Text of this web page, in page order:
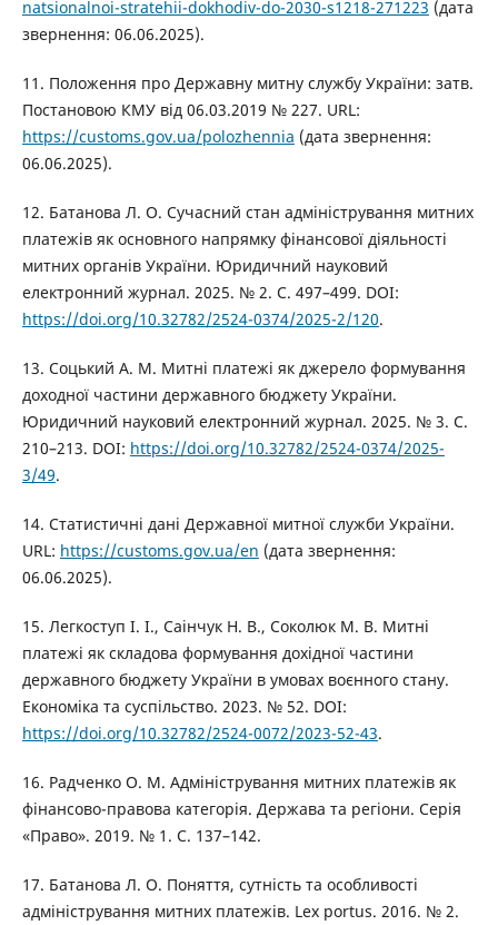
natsionalnoi-stratehii-dokhodiv-do-2030-s1218-271223 (дата
звернення: 06.06.2025).
11. Положення про Державну митну службу України: затв.
Постановою КМУ від 06.03.2019 № 227. URL:
https://customs.gov.ua/polozhennia (дата звернення:
06.06.2025).
12. Батанова Л. О. Сучасний стан адміністрування митних
платежів як основного напрямку фінансової діяльності
митних органів України. Юридичний науковий
електронний журнал. 2025. № 2. С. 497–499. DOI:
https://doi.org/10.32782/2524-0374/2025-2/120.
13. Соцький А. М. Митні платежі як джерело формування
доходної частини державного бюджету України.
Юридичний науковий електронний журнал. 2025. № 3. С.
210–213. DOI: https://doi.org/10.32782/2524-0374/2025-
3/49.
14. Статистичні дані Державної митної служби України.
URL: https://customs.gov.ua/en (дата звернення:
06.06.2025).
15. Легкоступ І. І., Саінчук Н. В., Соколюк М. В. Митні
платежі як складова формування дохідної частини
державного бюджету України в умовах воєнного стану.
Економіка та суспільство. 2023. № 52. DOI:
https://doi.org/10.32782/2524-0072/2023-52-43.
16. Радченко О. М. Адміністрування митних платежів як
фінансово-правова категорія. Держава та регіони. Серія
«Право». 2019. № 1. С. 137–142.
17. Батанова Л. О. Поняття, сутність та особливості
адміністрування митних платежів. Lex portus. 2016. № 2.